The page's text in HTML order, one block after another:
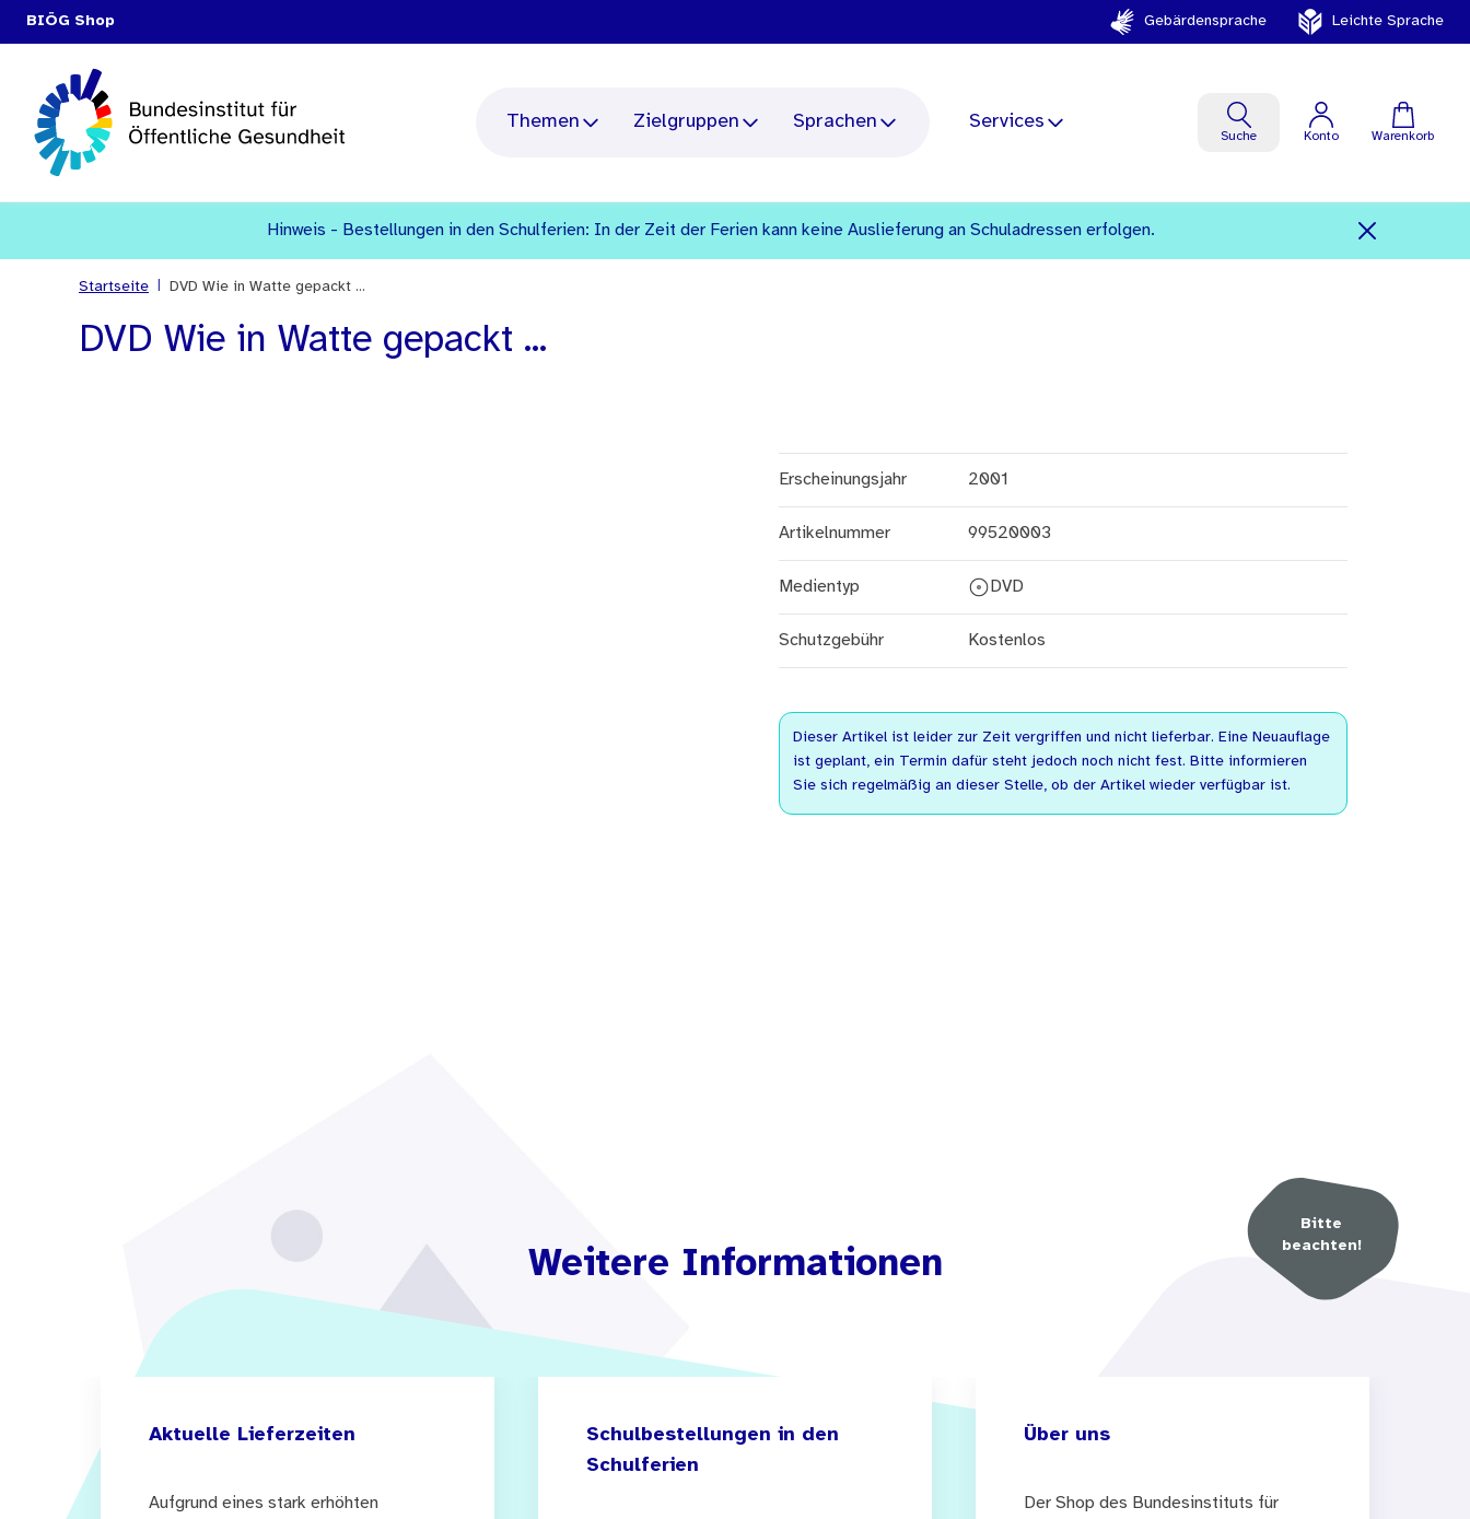
BIÖG Shop Gebärdensprache Leichte Sprache
Themen Zielgruppen Sprachen Services
Suche Konto Warenkorb
Hinweis - Bestellungen in den Schulferien: In der Zeit der Ferien kann keine Auslieferung an Schuladressen erfolgen.
Startseite DVD Wie in Watte gepackt ...
DVD Wie in Watte gepackt ...
Erscheinungsjahr 2001
Artikelnummer 99520003
Medientyp DVD
Schutzgebühr Kostenlos
Dieser Artikel ist leider zur Zeit vergriffen und nicht lieferbar. Eine Neuauflage
ist geplant, ein Termin dafür steht jedoch noch nicht fest. Bitte informieren
Sie sich regelmäßig an dieser Stelle, ob der Artikel wieder verfügbar ist.
Bitte
beachten!
Weitere Informationen
Aktuelle Lieferzeiten
Aufgrund eines stark erhöhten
Schulbestellungen in den
Schulferien
Über uns
Der Shop des Bundesinstituts für